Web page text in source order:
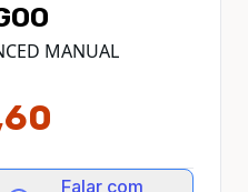
MANUAL
Falar com